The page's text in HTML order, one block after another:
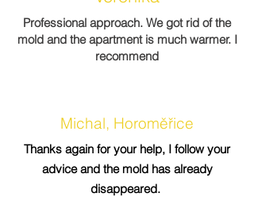
Professional approach. We got rid of the
mold and the apartment is much warmer. I
recommend
Michal, Horoměřice
Thanks again for your help, I follow your
advice and the mold has already
disappeared.